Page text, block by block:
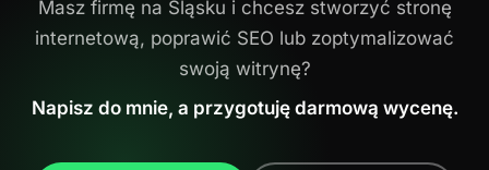
Masz firmę na Śląsku i chcesz stworzyć stronę
internetową, poprawić SEO lub zoptymalizować
swoją witrynę?
Napisz do mnie, a przygotuję darmową wycenę.